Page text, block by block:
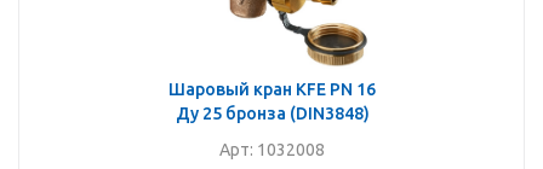
Шаровый кран KFE PN 16
Ду 25 бронза (DIN3848)
Арт: 1032008